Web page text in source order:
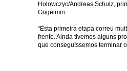
Holowczyc/Andreas Schulz,
Gugelmin.
“Esta primeira etapa correu
frente. Ainda tivemos alguns
que conseguíssemos terminar